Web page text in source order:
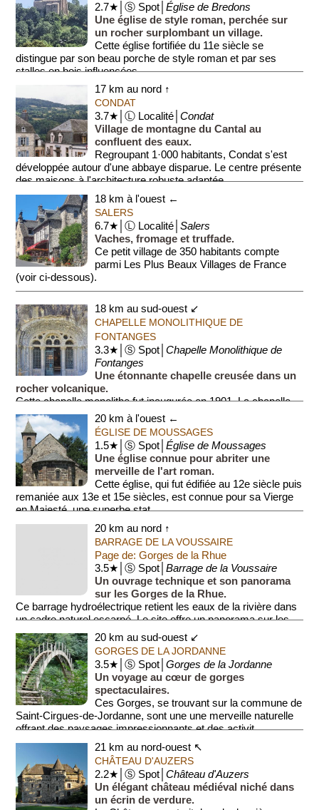
2.7★│Ⓢ Spot│Église de Bredons
Une église de style roman, perchée sur
un rocher surplombant un village.
Cette église fortifiée du 11e siècle se
distingue par son beau porche de style roman et par ses
stalles en bois influencées...
17 km au nord ↑
CONDAT
3.7★│Ⓛ Localité│Condat
Village de montagne du Cantal au
confluent des eaux.
Regroupant 1·000 habitants, Condat s'est
développée autour d'une abbaye disparue. Le centre présente
des maisons à l'architecture robuste adaptée...
18 km à l'ouest ←
SALERS
6.7★│Ⓛ Localité│Salers
Vaches, fromage et truffade.
Ce petit village de 350 habitants compte
parmi Les Plus Beaux Villages de France
(voir ci-dessous).
Salers a donné son nom à une race bovine emblématique de
la ré...
18 km au sud-ouest ↙
CHAPELLE MONOLITHIQUE DE
FONTANGES
3.3★│Ⓢ Spot│Chapelle Monolithique de
Fontanges
Une étonnante chapelle creusée dans un
rocher volcanique.
Cette chapelle monolithe fut inaugurée en 1901. La chapelle
se caractérise par une archivolte (≡ ensemble de moulures)
romane décorée du b...
20 km à l'ouest ←
ÉGLISE DE MOUSSAGES
1.5★│Ⓢ Spot│Église de Moussages
Une église connue pour abriter une
merveille de l'art roman.
Cette église, qui fut édifiée au 12e siècle puis
remaniée aux 13e et 15e siècles, est connue pour sa Vierge
en Majesté, une superbe stat...
20 km au nord ↑
BARRAGE DE LA VOUSSAIRE
Page de: Gorges de la Rhue
3.5★│Ⓢ Spot│Barrage de la Voussaire
Un ouvrage technique et son panorama
sur les Gorges de la Rhue.
Ce barrage hydroélectrique retient les eaux de la rivière dans
un cadre naturel escarpé. Le site offre un panorama sur les
Gorges de l...
20 km au sud-ouest ↙
GORGES DE LA JORDANNE
3.5★│Ⓢ Spot│Gorges de la Jordanne
Un voyage au cœur de gorges
spectaculaires.
Ces Gorges, se trouvant sur la commune de
Saint-Cirgues-de-Jordanne, sont une une merveille naturelle
offrant des paysages impressionnants et des activit...
21 km au nord-ouest ↖
CHÂTEAU D'AUZERS
2.2★│Ⓢ Spot│Château d'Auzers
Un élégant château médiéval niché dans
un écrin de verdure.